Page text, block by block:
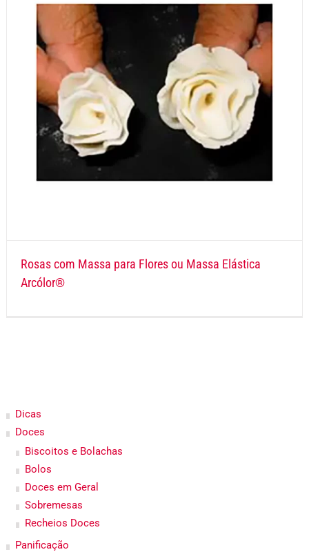
Rosas com Massa para Flores ou Massa Elástica
Arcólor®
Dicas
Doces
Biscoitos e Bolachas
Bolos
Doces em Geral
Sobremesas
Recheios Doces
Panificação